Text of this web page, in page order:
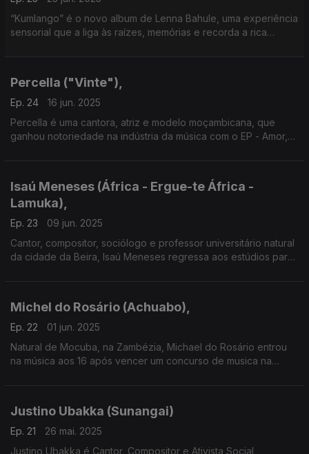
“Kumlango” é o novo album de Lenna Bahule, uma experiência
sensorial que a liga às raízes, memórias e recorda a rica
Percella ("Vinte"),
Ep. 24
16 jun. 2025
Percella é uma cantora, atriz e modelo moçambicana, que
ganhou notoriedade na indústria da música com o EP - Amor,
Isaú Meneses (África - Ergue-te África -
Lamuka),
Ep. 23
09 jun. 2025
Cantor, compositor, sociólogo e professor universitário natural
da cidade da Beira, Isaú Meneses regressa aos estúdios para
Michel do Rosário (Achuabo),
Ep. 22
01 jun. 2025
Natural de Mocuba, na Zambézia, Michael do Rosário entrou
na música aos 16 após vencer um concurso de musica na
Justino Ubakka (Sunangai)
Ep. 21
26 mai. 2025
Justino Ubakka é Cantor, Compositor e Ativista Social,